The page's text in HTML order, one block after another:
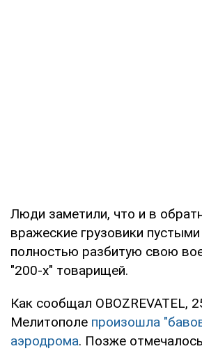
Люди заметили, что и в
вражеские грузовики пустыми
полностью разбитую свою
"200-х" товарищей.
Как сообщал OBOZREVATEL,
Мелитополе произошла
аэродрома. Позже